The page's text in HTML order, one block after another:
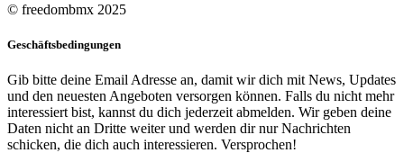
© freedombmx 2025
Geschäftsbedingungen
Gib bitte deine Email Adresse an, damit wir dich mit News, Updates
und den neuesten Angeboten versorgen können. Falls du nicht mehr
interessiert bist, kannst du dich jederzeit abmelden. Wir geben deine
Daten nicht an Dritte weiter und werden dir nur Nachrichten
schicken, die dich auch interessieren. Versprochen!